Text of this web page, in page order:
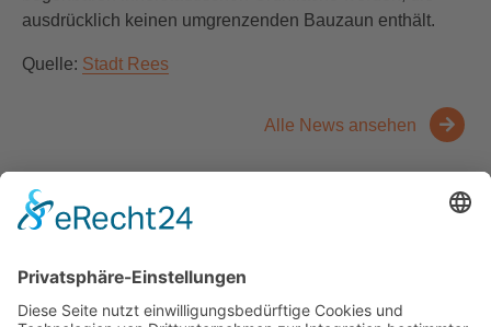
ausdrücklich keinen umgrenzenden Bauzaun enthält.
Quelle: Stadt Rees
Alle News ansehen